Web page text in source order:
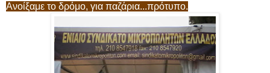
Ανοίξαμε το δρόμο, για παζάρια...πρότυπο.